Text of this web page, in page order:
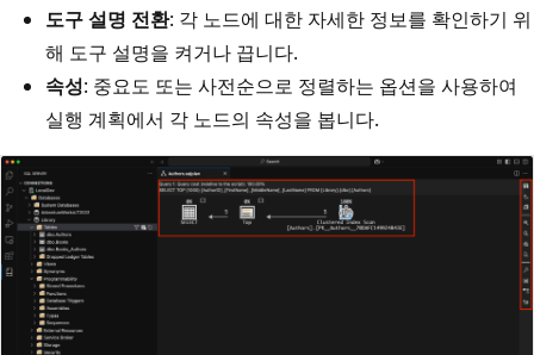
도구 설명 전환: 각 노드에 대한 자세한 정보를 확인하기 위
해 도구 설명을 켜거나 끕니다.
속성: 중요도 또는 사전순으로 정렬하는 옵션을 사용하여
실행 계획에서 각 노드의 속성을 봅니다.